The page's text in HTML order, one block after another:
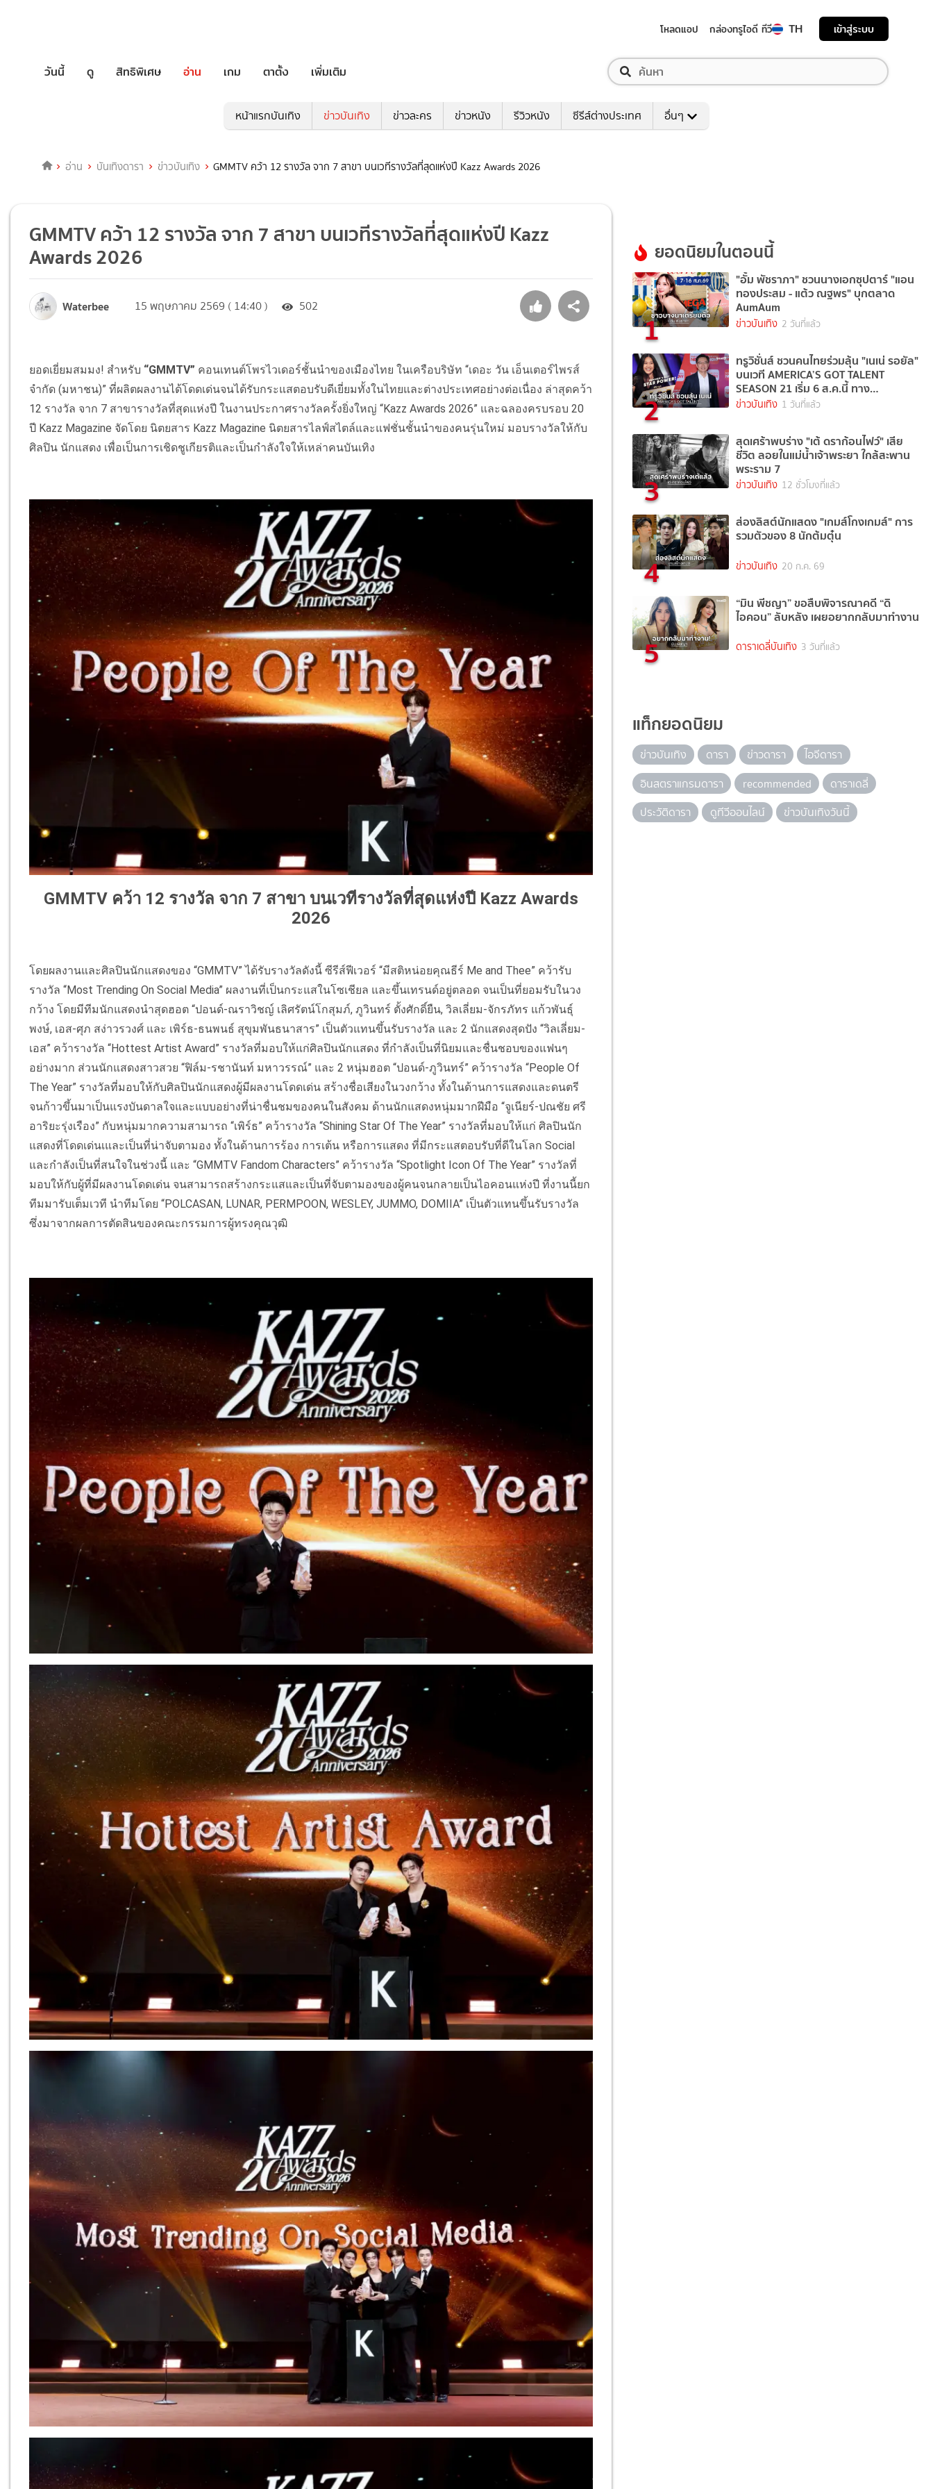
โหลดแอป กล่องทรูไอดี ทีวี TH เข้าสู่ระบบ
วันนี้ ดู สิทธิพิเศษ อ่าน เกม ตาตั้ง เพิ่มเติม
หน้าแรกบันเทิง ข่าวบันเทิง ข่าวละคร ข่าวหนัง รีวิวหนัง ซีรีส์ต่างประเทศ อื่นๆ
อ่าน บันเทิงดารา ข่าวบันเทิง GMMTV คว้า 12 รางวัล จาก 7 สาขา บนเวทีรางวัลที่สุดแห่งปี Kazz Awards 2026
GMMTV คว้า 12 รางวัล จาก 7 สาขา บนเวทีรางวัลที่สุดแห่งปี Kazz
Awards 2026
Waterbee 15 พฤษภาคม 2569 ( 14:40 ) 502
ยอดเยี่ยมสมมง! สำหรับ “GMMTV” คอนเทนต์โพรไวเดอร์ชั้นนำของเมืองไทย ในเครือบริษัท “เดอะ วัน เอ็นเตอร์ไพรส์
จำกัด (มหาชน)” ที่ผลิตผลงานได้โดดเด่นจนได้รับกระแสตอบรับดีเยี่ยมทั้งในไทยและต่างประเทศอย่างต่อเนื่อง ล่าสุดคว้า
12 รางวัล จาก 7 สาขารางวัลที่สุดแห่งปี ในงานประกาศรางวัลครั้งยิ่งใหญ่ “Kazz Awards 2026” และฉลองครบรอบ 20
ปี Kazz Magazine จัดโดย นิตยสาร Kazz Magazine นิตยสารไลฟ์สไตล์และแฟชั่นชั้นนำของคนรุ่นใหม่ มอบรางวัลให้กับ
ศิลปิน นักแสดง เพื่อเป็นการเชิดชูเกียรติและเป็นกำลังใจให้เหล่าคนบันเทิง
GMMTV คว้า 12 รางวัล จาก 7 สาขา บนเวทีรางวัลที่สุดแห่งปี Kazz Awards
2026
โดยผลงานและศิลปินนักแสดงของ “GMMTV” ได้รับรางวัลดังนี้ ซีรีส์ฟีเวอร์ “มีสติหน่อยคุณธีร์ Me and Thee” คว้ารับ
รางวัล “Most Trending On Social Media” ผลงานที่เป็นกระแสในโซเชียล และขึ้นเทรนด์อยู่ตลอด จนเป็นที่ยอมรับในวง
กว้าง โดยมีทีมนักแสดงนำสุดฮอต “ปอนด์-ณราวิชญ์ เลิศรัตน์โกสุมภ์, ภูวินทร์ ตั้งศักดิ์ยืน, วิลเลี่ยม-จักรภัทร แก้วพันธุ์
พงษ์, เอส-ศุภ สง่าวรวงศ์ และ เพิร์ธ-ธนพนธ์ สุขุมพันธนาสาร” เป็นตัวแทนขึ้นรับรางวัล และ 2 นักแสดงสุดปัง “วิลเลี่ยม-
เอส” คว้ารางวัล “Hottest Artist Award” รางวัลที่มอบให้แก่ศิลปินนักแสดง ที่กําลังเป็นที่นิยมและชื่นชอบของแฟนๆ
อย่างมาก ส่วนนักแสดงสาวสวย “ฟิล์ม-รชานันท์ มหาวรรณ์” และ 2 หนุ่มฮอต “ปอนด์-ภูวินทร์” คว้ารางวัล “People Of
The Year” รางวัลที่มอบให้กับศิลปินนักแสดงผู้มีผลงานโดดเด่น สร้างชื่อเสียงในวงกว้าง ทั้งในด้านการแสดงและดนตรี
จนก้าวขึ้นมาเป็นแรงบันดาลใจและแบบอย่างที่น่าชื่นชมของคนในสังคม ด้านนักแสดงหนุ่มมากฝีมือ “จูเนียร์-ปณชัย ศรี
อาริยะรุ่งเรือง” กับหนุ่มมากความสามารถ “เพิร์ธ” คว้ารางวัล “Shining Star Of The Year” รางวัลที่มอบให้แก่ ศิลปินนัก
แสดงที่โดดเด่นเและเป็นที่น่าจับตามอง ทั้งในด้านการร้อง การเต้น หรือการแสดง ที่มีกระแสตอบรับที่ดีในโลก Social
และกําลังเป็นที่สนใจในช่วงนี้ และ “GMMTV Fandom Characters” คว้ารางวัล “Spotlight Icon Of The Year” รางวัลที่
มอบให้กับผู้ที่มีผลงานโดดเด่น จนสามารถสร้างกระแสและเป็นที่จับตามองของผู้คนจนกลายเป็นไอคอนแห่งปี ที่งานนี้ยก
ทีมมารับเต็มเวที นำทีมโดย “POLCASAN, LUNAR, PERMPOON, WESLEY, JUMMO, DOMIIA” เป็นตัวแทนขึ้นรับรางวัล
ซึ่งมาจากผลการตัดสินของคณะกรรมการผู้ทรงคุณวุฒิ
ยอดนิยมในตอนนี้
1
"อั้ม พัชราภา" ชวนนางเอกซุปตาร์ "แอน
ทองประสม - แต้ว ณฐพร" บุกตลาด
AumAum
ข่าวบันเทิง 2 วันที่แล้ว
2
ทรูวิชั่นส์ ชวนคนไทยร่วมลุ้น "เนเน่ รอยัล"
บนเวที AMERICA’S GOT TALENT
SEASON 21 เริ่ม 6 ส.ค.นี้ ทาง
TrueVisions NOW
ข่าวบันเทิง 1 วันที่แล้ว
3
สุดเศร้าพบร่าง "เต้ ดราก้อนไฟว์" เสีย
ชีวิต ลอยในแม่น้ำเจ้าพระยา ใกล้สะพาน
พระราม 7
ข่าวบันเทิง 12 ชั่วโมงที่แล้ว
4
ส่องลิสต์นักแสดง "เกมส์โกงเกมส์" การ
รวมตัวของ 8 นักต้มตุ๋น
ข่าวบันเทิง 20 ก.ค. 69
5
“มิน พีชญา” ขอสืบพิจารณาคดี “ดิ
ไอคอน” ลับหลัง เผยอยากกลับมาทำงาน
ดาราเดลี่บันเทิง 3 วันที่แล้ว
แท็กยอดนิยม
ข่าวบันเทิง ดารา ข่าวดารา
ไอจีดารา
อินสตราแกรมดารา
recommended
ดาราเดลี่
ประวัติดารา
ดูทีวีออนไลน์ ข่าวบันเทิงวันนี้